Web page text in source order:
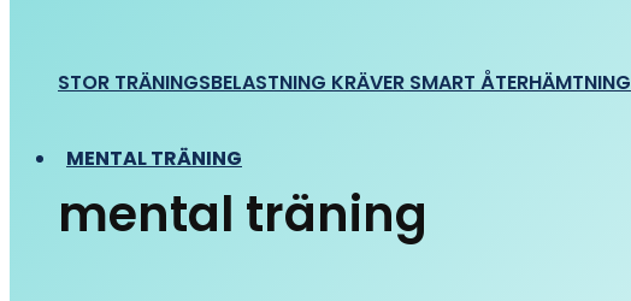
STOR TRÄNINGSBELASTNING KRÄVER SMART ÅTERHÄMTNING
MENTAL TRÄNING
mental träning